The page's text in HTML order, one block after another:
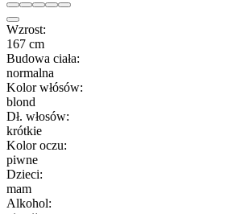
Wzrost:
167 cm
Budowa ciała:
normalna
Kolor włósów:
blond
Dł. włosów:
krótkie
Kolor oczu:
piwne
Dzieci:
mam
Alkohol: